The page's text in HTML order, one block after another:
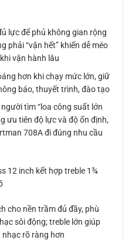
lực để phủ không gian rộng
phải “vặn hết” khiến dễ méo
vận hành lâu
hơn khi chạy mức lớn, giữ
báo, thuyết trình, đào tạo
tìm “loa công suất lớn
ưu tiên độ lực và độ ổn định,
708A đi đúng nhu cầu
12 inch kết hợp treble 1¾
cho nền trầm đủ đầy, phù
sôi động; treble lớn giúp
rõ ràng hơn